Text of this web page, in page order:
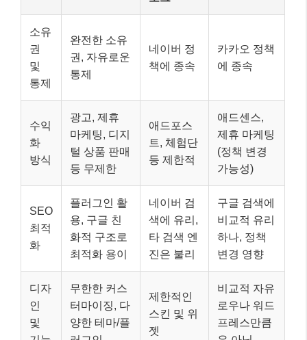
소유
권
및
통제
완전한 소유
권, 자유로운
통제
네이버 정
책에 종속
카카오 정책
에 종속
수익
화
방식
광고, 제휴
마케팅, 디지
털 상품 판매
등 무제한
애드포스
트, 체험단
등 제한적
애드센스,
제휴 마케팅
(정책 변경
가능성)
SEO
최적
화
플러그인 활
용, 구글 친
화적 구조로
최적화 용이
네이버 검
색에 유리,
타 검색 엔
진은 불리
구글 검색에
비교적 유리
하나, 정책
변경 영향
디자
인
및
무한한 커스
터마이징, 다
양한 테마/플
제한적인
스킨 및 위
젯
비교적 자유
로우나 워드
프레스만큼